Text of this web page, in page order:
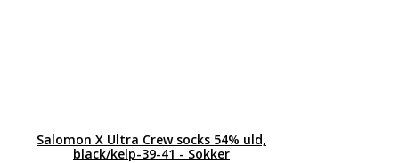
Salomon X Ultra Crew socks 54% uld,
black/kelp-39-41 - Sokker